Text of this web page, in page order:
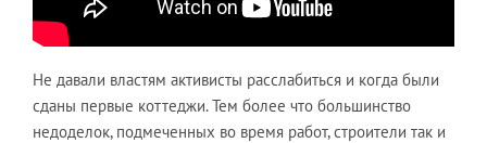
Не давали властям активисты расслабиться и когда были
сданы первые коттеджи. Тем более что большинство
недоделок, подмеченных во время работ, строители так и